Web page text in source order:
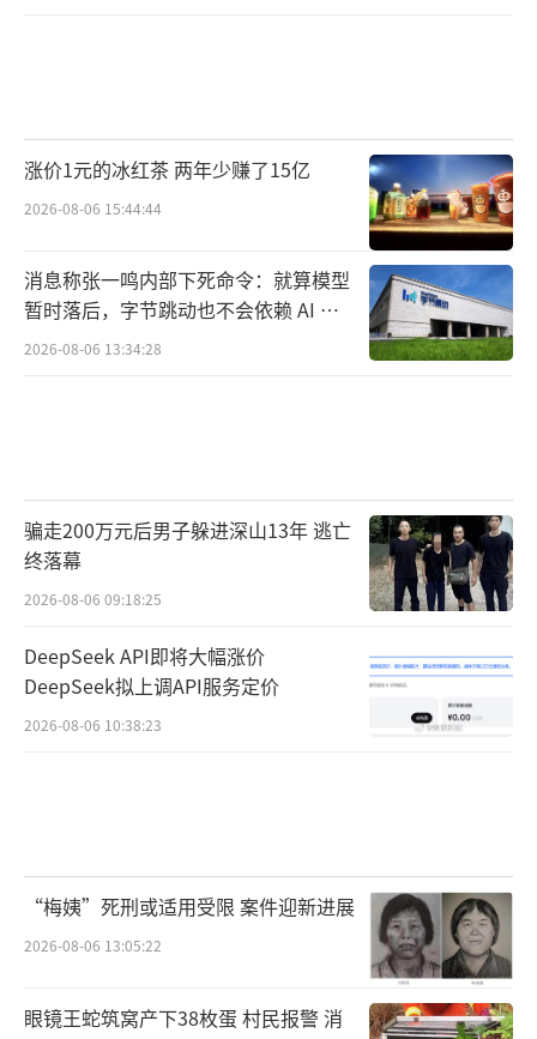
涨价1元的冰红茶 两年少赚了15亿
2026-08-06 15:44:44
消息称张一鸣内部下死命令：就算模型
暂时落后，字节跳动也不会依赖 AI 蒸
馏技术
2026-08-06 13:34:28
骗走200万元后男子躲进深山13年 逃亡
终落幕
2026-08-06 09:18:25
DeepSeek API即将大幅涨价
DeepSeek拟上调API服务定价
2026-08-06 10:38:23
“梅姨”死刑或适用受限 案件迎新进展
2026-08-06 13:05:22
眼镜王蛇筑窝产下38枚蛋 村民报警 消